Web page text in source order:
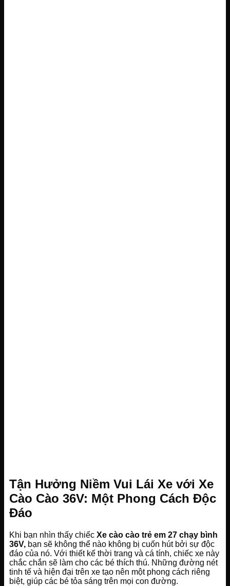
Tận Hưởng Niềm Vui Lái Xe với Xe
Cào Cào 36V: Một Phong Cách Độc
Đáo
Khi bạn nhìn thấy chiếc Xe cào cào trẻ em 27 chạy bình
36V, bạn sẽ không thể nào không bị cuốn hút bởi sự độc
đáo của nó. Với thiết kế thời trang và cá tính, chiếc xe này
chắc chắn sẽ làm cho các bé thích thú. Những đường nét
tinh tế và hiện đại trên xe tạo nên một phong cách riêng
biệt, giúp các bé tỏa sáng trên mọi con đường.